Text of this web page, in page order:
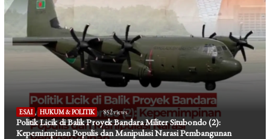
ESAI , HUKUM & POLITIK 852 views
Politik Licik di Balik Proyek Bandara Militer Situbondo (2):
Kepemimpinan Populis dan Manipulasi Narasi Pembangunan